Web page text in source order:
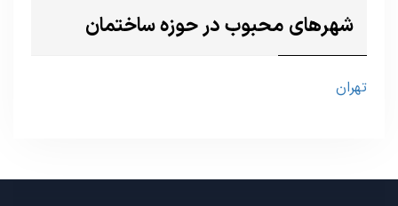
شهرهای محبوب در حوزه ساختمان
تهران